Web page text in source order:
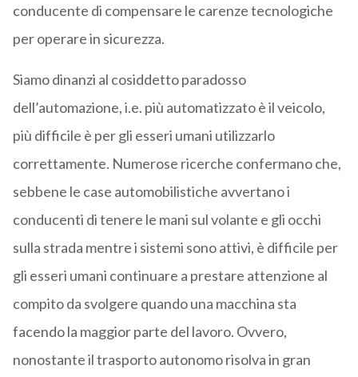
conducente di compensare le carenze tecnologiche
per operare in sicurezza.
Siamo dinanzi al cosiddetto paradosso
dell’automazione, i.e. più automatizzato è il veicolo,
più difficile è per gli esseri umani utilizzarlo
correttamente. Numerose ricerche confermano che,
sebbene le case automobilistiche avvertano i
conducenti di tenere le mani sul volante e gli occhi
sulla strada mentre i sistemi sono attivi, è difficile per
gli esseri umani continuare a prestare attenzione al
compito da svolgere quando una macchina sta
facendo la maggior parte del lavoro. Ovvero,
nonostante il trasporto autonomo risolva in gran